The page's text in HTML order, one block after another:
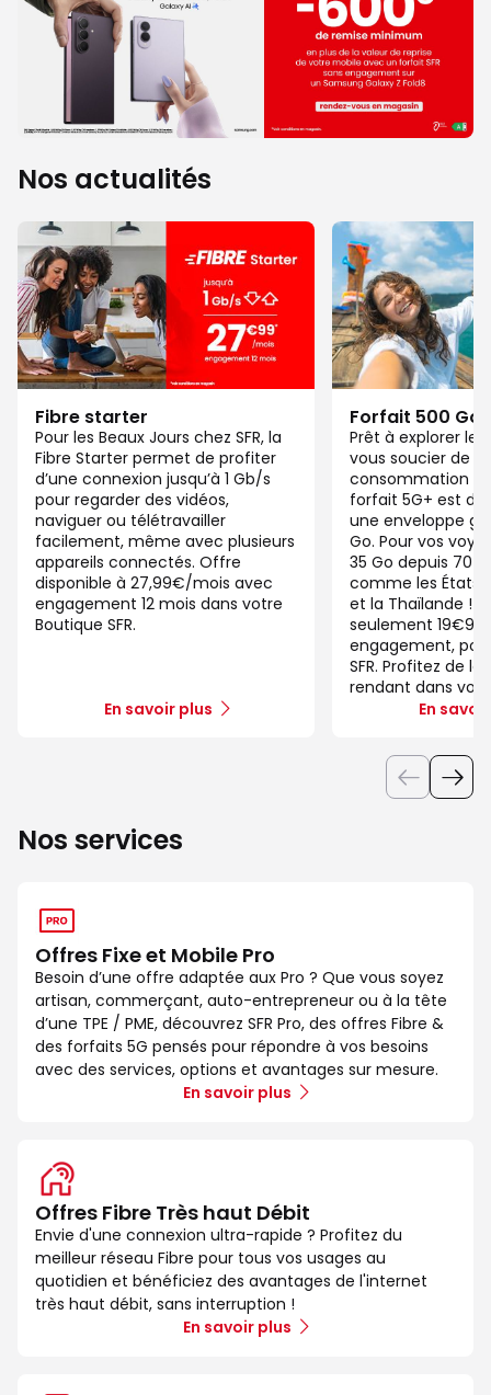
Nos actualités
Fibre starter
Pour les Beaux Jours chez SFR, la
Fibre Starter permet de profiter
d’une connexion jusqu’à 1 Gb/s
pour regarder des vidéos,
naviguer ou télétravailler
facilement, même avec plusieurs
appareils connectés. Offre
disponible à 27,99€/mois avec
engagement 12 mois dans votre
Boutique SFR.
En savoir plus
Forfait 500 Go
Prêt à explorer le
vous soucier de
consommation
forfait 5G+ est
une enveloppe
Go. Pour vos
35 Go depuis 70
comme les États-
et la Thaïlande !
seulement
engagement,
SFR. Profitez de
rendant dans
En
Nos services
Offres Fixe et Mobile Pro
Besoin d’une offre adaptée aux Pro ? Que vous soyez
artisan, commerçant, auto-entrepreneur ou à la tête
d’une TPE / PME, découvrez SFR Pro, des offres Fibre &
des forfaits 5G pensés pour répondre à vos besoins
avec des services, options et avantages sur mesure.
En savoir plus
Offres Fibre Très haut Débit
Envie d'une connexion ultra-rapide ? Profitez du
meilleur réseau Fibre pour tous vos usages au
quotidien et bénéficiez des avantages de l'internet
très haut débit, sans interruption !
En savoir plus